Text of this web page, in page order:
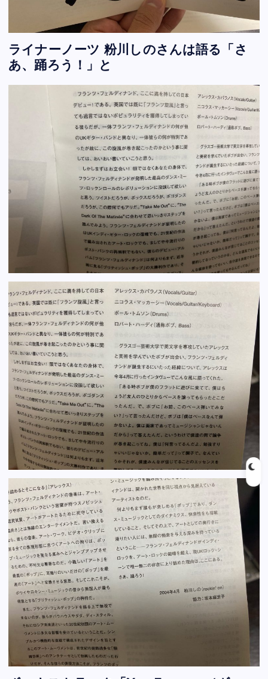
ライナーノーツ 粉川しのさんは語る「さ
あ、踊ろう！」と